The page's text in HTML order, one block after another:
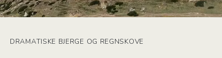
DRAMATISKE BJERGE OG REGNSKOVE